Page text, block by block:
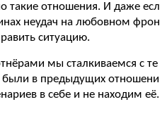
такие отношения. И даже есл
неудач на любовном фрон
ситуацию.
мы сталкиваемся с те
в предыдущих отношени
в себе и не находим её.